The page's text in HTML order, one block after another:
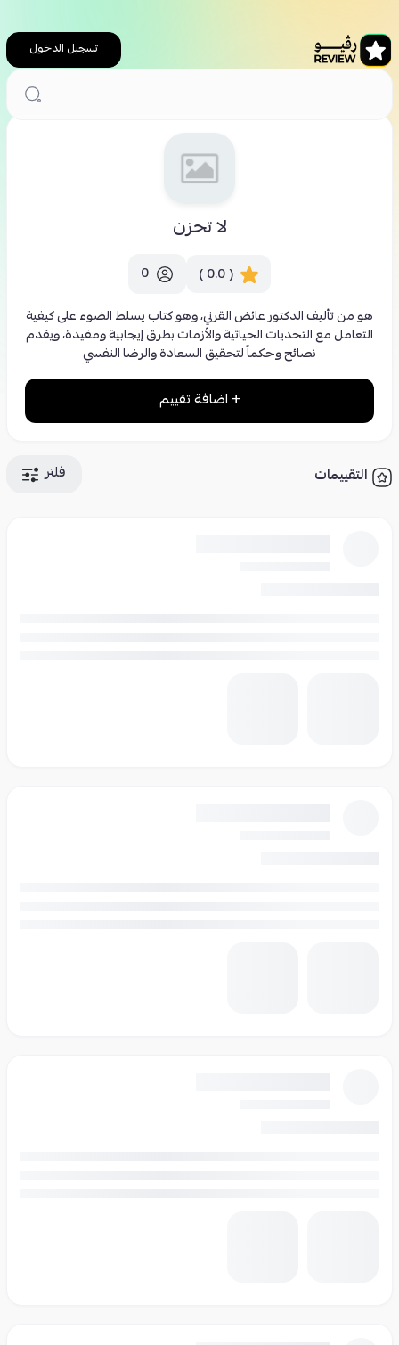
تسجيل الدخول
لا تحزن
( 0.0 )
0
هو من تأليف الدكتور عائض القرني، وهو كتاب يسلط الضوء على كيفية
التعامل مع التحديات الحياتية والأزمات بطرق إيجابية ومفيدة، ويقدم
نصائح وحكماً لتحقيق السعادة والرضا النفسي
+ اضافة تقييم
التقييمات فلتر